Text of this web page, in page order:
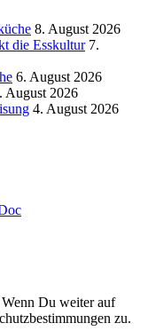
8. August 2026
die Esskultur 7.
6. August 2026
August 2026
4. August 2026
Du weiter auf
zu.